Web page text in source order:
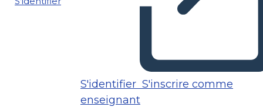
S'identifier S'inscrire comme
enseignant